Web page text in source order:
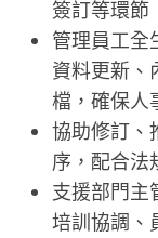
簽訂等環節
管理員工全
資料更新、
檔，確保人
協助修訂、
序，配合法
支援部門主
培訓協調、